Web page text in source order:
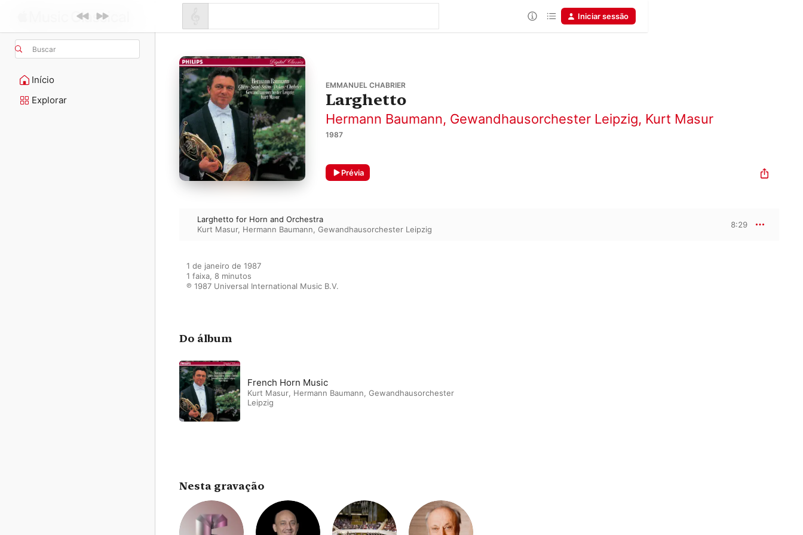
Buscar
Início
Explorar
Iniciar sessão
EMMANUEL CHABRIER
Larghetto
Hermann Baumann, Gewandhausorchester Leipzig, Kurt Masur
1987
Prévia
Larghetto for Horn and Orchestra
Kurt Masur, Hermann Baumann, Gewandhausorchester Leipzig
8:29
1 de janeiro de 1987
1 faixa, 8 minutos
℗ 1987 Universal International Music B.V.
Do álbum
French Horn Music
Kurt Masur, Hermann Baumann, Gewandhausorchester
Leipzig
Nesta gravação